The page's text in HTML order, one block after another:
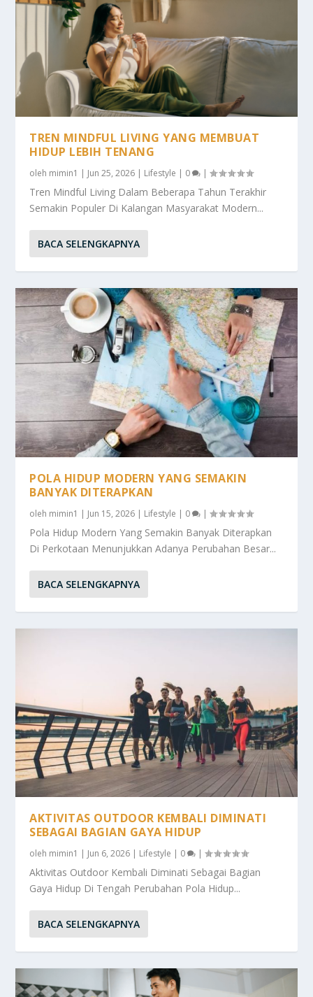
TREN MINDFUL LIVING YANG MEMBUAT
HIDUP LEBIH TENANG
oleh mimin1 | Jun 25, 2026 | Lifestyle | 0 |
Tren Mindful Living Dalam Beberapa Tahun Terakhir
Semakin Populer Di Kalangan Masyarakat Modern...
BACA SELENGKAPNYA
POLA HIDUP MODERN YANG SEMAKIN
BANYAK DITERAPKAN
oleh mimin1 | Jun 15, 2026 | Lifestyle | 0 |
Pola Hidup Modern Yang Semakin Banyak Diterapkan
Di Perkotaan Menunjukkan Adanya Perubahan Besar...
BACA SELENGKAPNYA
AKTIVITAS OUTDOOR KEMBALI DIMINATI
SEBAGAI BAGIAN GAYA HIDUP
oleh mimin1 Jun 6, 2026 Lifestyle 0 |
Aktivitas Outdoor Kembali Diminati Sebagai Bagian
Gaya Hidup Di Tengah Perubahan Pola Hidup...
BACA SELENGKAPNYA